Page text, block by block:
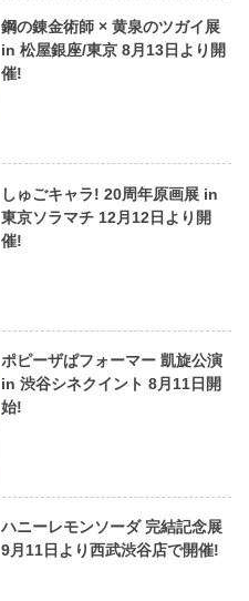
鋼の錬金術師 × 黄泉のツガイ展
in 松屋銀座/東京 8月13日より開
催!
しゅごキャラ! 20周年原画展 in
東京ソラマチ 12月12日より開
催!
ポピーザぱフォーマー 凱旋公演
in 渋谷シネクイント 8月11日開
始!
ハニーレモンソーダ 完結記念展
9月11日より西武渋谷店で開催!